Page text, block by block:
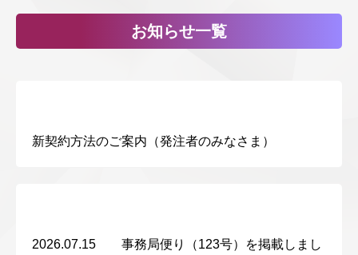
お知らせ一覧
新契約方法のご案内（発注者のみなさま）
2026.07.15 事務局便り（123号）を掲載しまし